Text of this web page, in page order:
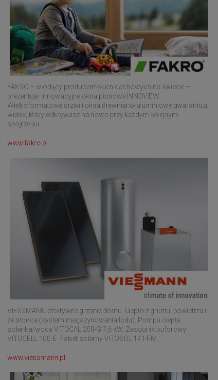
FAKRO – wiodący producent okien dachowych na świecie –
prezentuje: innowacyjne okna pionowe INNOVIEW.
Wielkoformatowe drzwi i okna drewniano-aluminiowe gwarantują
widok, który odkrywasz na nowo przy każdym kolejnym
spojrzeniu.
www.fakro.pl
VIESSMANN efektywne grzanie domu. Ciepło z gruntu, powietrza i
ze słońca (system magazynowania lodu). Pompa ciepła
solanka/woda VITOCAL 200-G 7,6 kW. Zasobnik buforowy
VITOCELL 100-E. Pakiet solarny VITOSOL 141-FM.
www.viessmann.pl